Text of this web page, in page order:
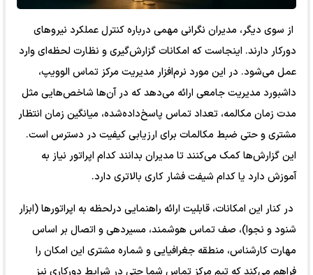
از سوی دیگر، مدیران نگرانی مهمی درباره کنترل عملکرد نیروهای
دورکار دارند. اینجاست که امکانات گزارش‌گیری و نظارت لحظه‌ای وارد
عمل می‌شود. در این مورد نرم‌افزار مدیریت مرکز تماس الوویپ،
داشبورد مدیریت جامعی ارائه می‌دهد که در آن‌ها شاخص‌هایی مثل
مدت زمان مکالمه، تعداد تماس پاسخ‌داده‌شده، میانگین زمان انتظار
مشتری و حتی ضبط مکالمات برای ارزیابی کیفیت در دسترس است.
این گزارش‌ها کمک می‌کنند تا مدیران بدانند کدام اپراتور نیاز به
آموزش دارد یا کدام شیفت فشار کاری بالاتری دارد.
در کنار این امکانات، قابلیت ارائه راهنمایی درلحظه به اپراتورها (ابزار
شنود و نجوا)، صف تماس هوشمند، مسیردهی و اتصال بر اساس
مهارت کارشناس، منطقه جغرافیایی و شماره مشتری این امکان را
فراهم می‌کند که تیم مرکز تماس شما حتی در شرایط دورکاری نیز